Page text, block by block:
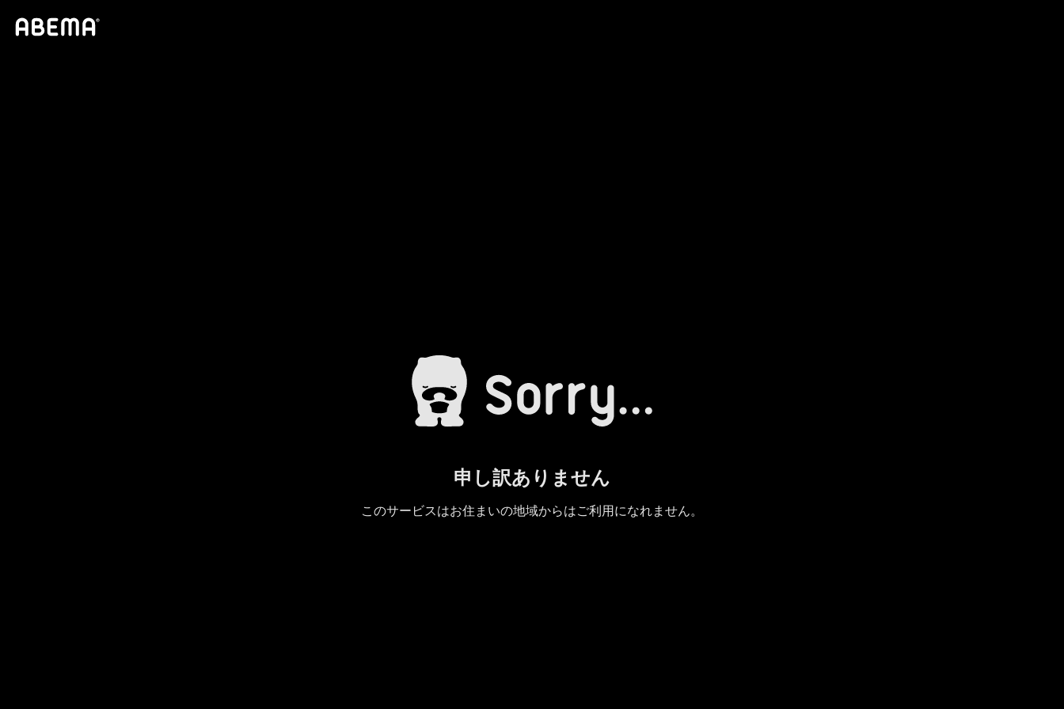
申し訳ありません
このサービスはお住まいの地域からはご利用になれません。